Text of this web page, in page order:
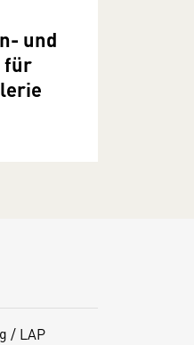
und
für
/ LAP